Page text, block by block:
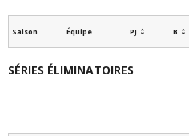
Saison Équipe PJ B
SÉRIES ÉLIMINATOIRES